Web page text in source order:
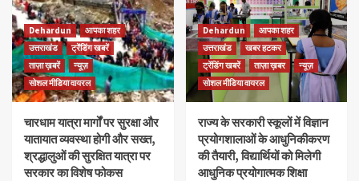
Dehardun
आपका शहर
उत्तराखंड
ट्रेंडिंग खबरें
ताज़ा ख़बरें
न्यूज़
सोशल मीडिया वायरल
चारधाम यात्रा मार्गों पर सुरक्षा और
यातायात व्यवस्था होगी और सख्त,
श्रद्धालुओं की सुरक्षित यात्रा पर
सरकार का विशेष फोकस
Dehardun
आपका शहर
उत्तराखंड
खबर हटकर
ट्रेंडिंग खबरें
ताज़ा ख़बर
न्यूज़
सोशल मीडिया वायरल
राज्य के सरकारी स्कूलों में विज्ञान
प्रयोगशालाओं के आधुनिकीकरण
की तैयारी, विद्यार्थियों को मिलेगी
आधुनिक प्रयोगात्मक शिक्षा